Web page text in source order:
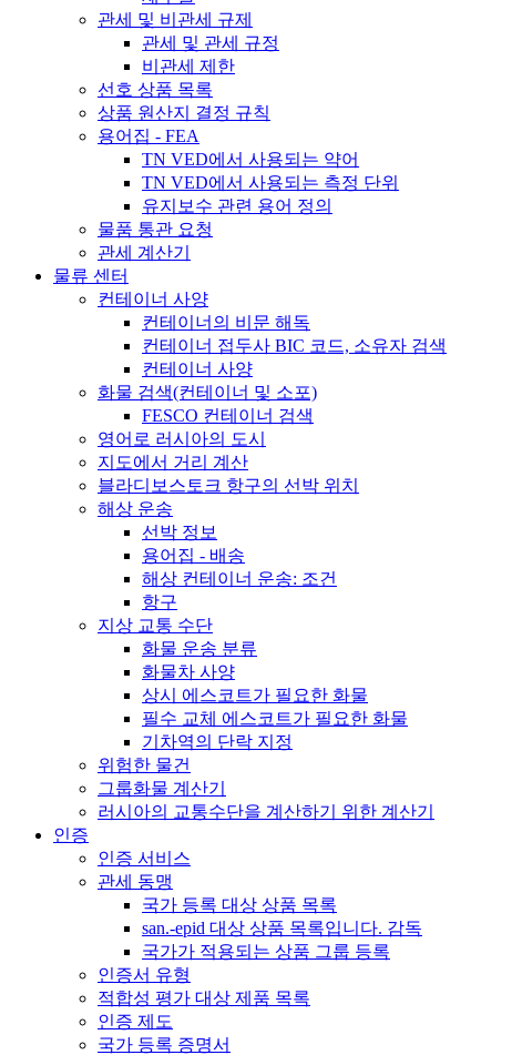
관세 및 비관세 규제
관세 및 관세 규정
비관세 제한
선호 상품 목록
상품 원산지 결정 규칙
용어집 - FEA
TN VED에서 사용되는 약어
TN VED에서 사용되는 측정 단위
유지보수 관련 용어 정의
물품 통관 요청
관세 계산기
물류 센터
컨테이너 사양
컨테이너의 비문 해독
컨테이너 접두사 BIC 코드, 소유자 검색
컨테이너 사양
화물 검색(컨테이너 및 소포)
FESCO 컨테이너 검색
영어로 러시아의 도시
지도에서 거리 계산
블라디보스토크 항구의 선박 위치
해상 운송
선박 정보
용어집 - 배송
해상 컨테이너 운송: 조건
항구
지상 교통 수단
화물 운송 분류
화물차 사양
상시 에스코트가 필요한 화물
필수 교체 에스코트가 필요한 화물
기차역의 단락 지정
위험한 물건
그룹화물 계산기
러시아의 교통수단을 계산하기 위한 계산기
인증
인증 서비스
관세 동맹
국가 등록 대상 상품 목록
san.-epid 대상 상품 목록입니다. 감독
국가가 적용되는 상품 그룹 등록
인증서 유형
적합성 평가 대상 제품 목록
인증 제도
국가 등록 증명서